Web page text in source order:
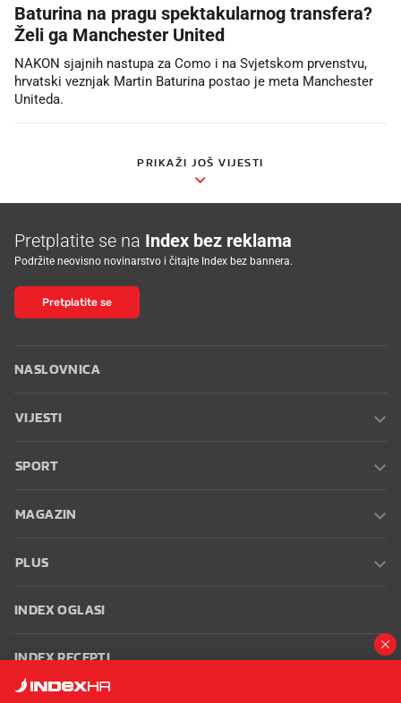
Baturina na pragu spektakularnog transfera?
Želi ga Manchester United
NAKON sjajnih nastupa za Como i na Svjetskom prvenstvu,
hrvatski veznjak Martin Baturina postao je meta Manchester
Uniteda.
PRIKAŽI JOŠ VIJESTI
Pretplatite se na Index bez reklama
Podržite neovisno novinarstvo i čitajte Index bez bannera.
Pretplatite se
NASLOVNICA
VIJESTI
SPORT
MAGAZIN
PLUS
INDEX OGLASI
INDEX RECEPTI